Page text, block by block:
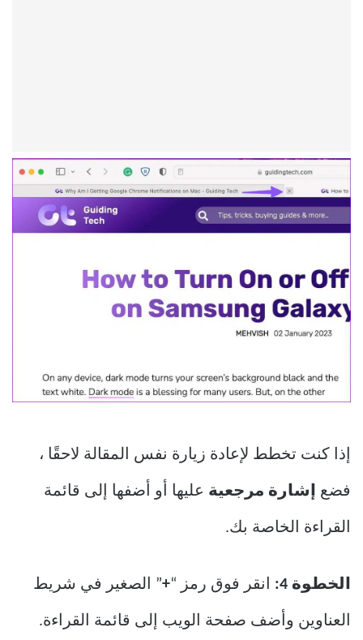
إذا كنت تخطط لإعادة زيارة نفس المقالة لاحقًا ،
فضع إشارة مرجعية عليها أو أضفها إلى قائمة
القراءة الخاصة بك.
الخطوة 4: انقر فوق رمز “+” الصغير في شريط
العناوين وأضف صفحة الويب إلى قائمة القراءة.